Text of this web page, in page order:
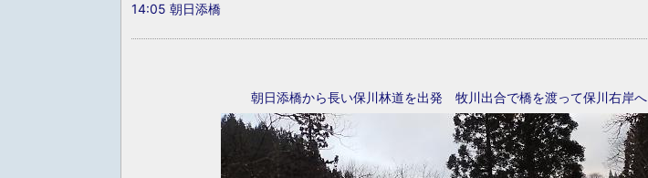
14:05 朝日添橋
朝日添橋から長い保川林道を出発 牧川出合で橋を渡って保川右岸へ